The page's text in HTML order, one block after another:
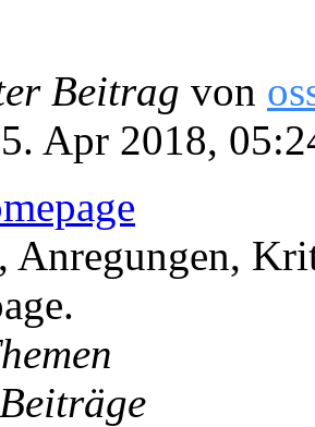
Beitrag von
Apr 2018,
Anregungen,
Beiträge